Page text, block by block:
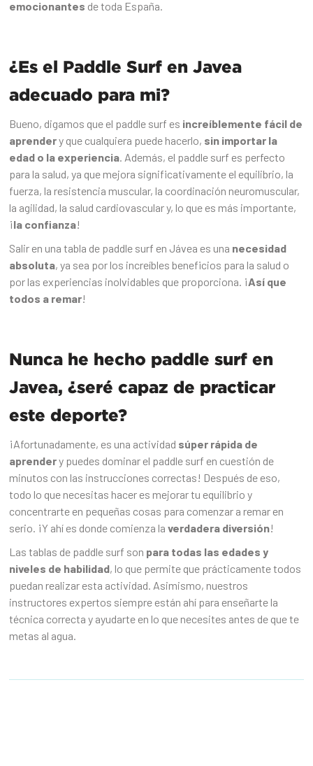
emocionantes de toda España.
¿Es el Paddle Surf en Javea
adecuado para mi?
Bueno, digamos que el paddle surf es increíblemente fácil de
aprendery que cualquiera puede hacerlo, sin importar la
edad o la experiencia. Además, el paddle surf es perfecto
para la salud, ya que mejora significativamente el equilibrio, la
fuerza, la resistencia muscular, la coordinación neuromuscular,
la agilidad, la salud cardiovascular y, lo que es más importante,
¡la confianza!
Salir en una tabla de paddle surf en Jávea es una necesidad
absoluta, ya sea por los increíbles beneficios para la salud o
por las experiencias inolvidables que proporciona. ¡Así que
todos a remar!
Nunca he hecho paddle surf en
Javea, ¿seré capaz de practicar
este deporte?
¡Afortunadamente, es una actividad súper rápida de
aprendery puedes dominar el paddle surf en cuestión de
minutos con las instrucciones correctas! Después de eso,
todo lo que necesitas hacer es mejorar tu equilibrio y
concentrarte en pequeñas cosas para comenzar a remar en
serio. ¡Y ahí es donde comienza laverdadera diversión!
Las tablas de paddle surf son para todas las edades y
niveles de habilidad, lo que permite que prácticamente todos
puedan realizar esta actividad. Asimismo, nuestros
instructores expertos siempre están ahí para enseñarte la
técnica correcta y ayudarte en lo que necesites antes de que te
metas al agua.